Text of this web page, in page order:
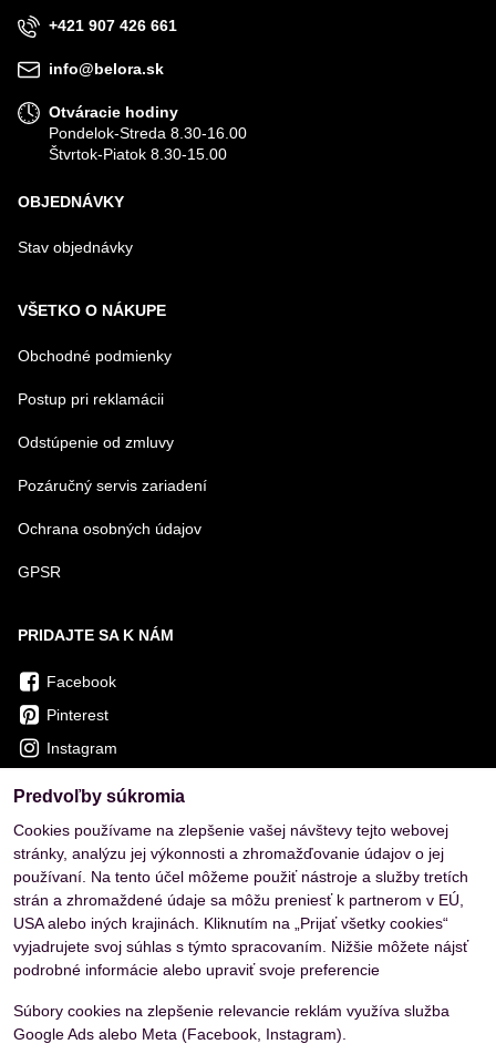
+421 907 426 661
info@belora.sk
Otváracie hodiny
Pondelok-Streda 8.30-16.00
Štvrtok-Piatok 8.30-15.00
OBJEDNÁVKY
Stav objednávky
VŠETKO O NÁKUPE
Obchodné podmienky
Postup pri reklamácii
Odstúpenie od zmluvy
Pozáručný servis zariadení
Ochrana osobných údajov
GPSR
PRIDAJTE SA K NÁM
Facebook
Pinterest
Instagram
Predvoľby súkromia
Cookies používame na zlepšenie vašej návštevy tejto webovej
stránky, analýzu jej výkonnosti a zhromažďovanie údajov o jej
používaní. Na tento účel môžeme použiť nástroje a služby tretích
strán a zhromaždené údaje sa môžu preniesť k partnerom v EÚ,
USA alebo iných krajinách. Kliknutím na „Prijať všetky cookies“
vyjadrujete svoj súhlas s týmto spracovaním. Nižšie môžete nájsť
podrobné informácie alebo upraviť svoje preferencie
Súbory cookies na zlepšenie relevancie reklám využíva služba
Google Ads alebo Meta (Facebook, Instagram).